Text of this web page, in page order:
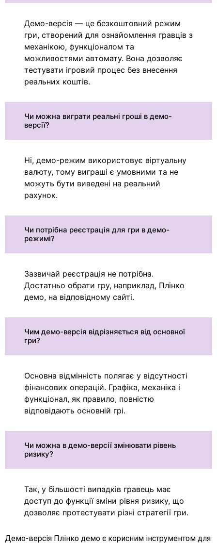
Демо-версія — це безкоштовний режим
гри, створений для ознайомлення гравців з
механікою, функціоналом та
можливостями автомату. Вона дозволяє
тестувати ігровий процес без внесення
реальних коштів.
Чи можна виграти реальні гроші в демо-
версії?
Ні, демо-режим використовує віртуальну
валюту, тому виграші є умовними та не
можуть бути виведені на реальний
рахунок.
Чи потрібна реєстрація для гри в демо-
режимі?
Зазвичай реєстрація не потрібна.
Достатньо обрати гру, наприклад, Плінко
демо, на відповідному сайті.
Чим демо-версія відрізняється від основної
гри?
Основна відмінність полягає у відсутності
фінансових операцій. Графіка, механіка і
функціонал, як правило, повністю
відповідають основній грі.
Чи можна в демо-версії змінювати рівень
ризику?
Так, у більшості випадків гравець має
доступ до функції зміни рівня ризику, що
дозволяє протестувати різні стратегії гри.
Демо-версія Плінко демо є корисним інструментом для